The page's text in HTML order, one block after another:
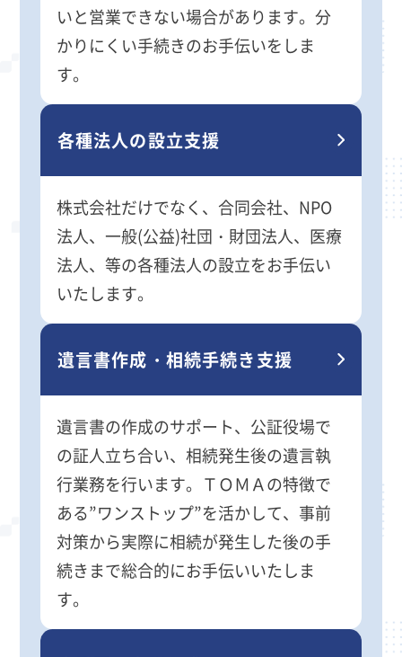
いと営業できない場合があります。分
かりにくい手続きのお手伝いをしま
す。
各種法人の設立支援
株式会社だけでなく、合同会社、NPO
法人、一般(公益)社団・財団法人、医療
法人、等の各種法人の設立をお手伝い
いたします。
遺言書作成・相続手続き支援
遺言書の作成のサポート、公証役場で
の証人立ち合い、相続発生後の遺言執
行業務を行います。ＴＯＭＡの特徴で
ある”ワンストップ”を活かして、事前
対策から実際に相続が発生した後の手
続きまで総合的にお手伝いいたしま
す。